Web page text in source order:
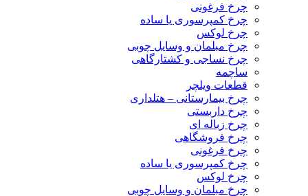
چرخ فرغونی
چرخ کمپرسوری یا ساده
چرخ لوکس
چرخ مبلمان و وسایل چوبی
چرخ نساجی و کشتارگاهی
ساچمه
قطعات ویلچر
چرخ بیمارستانی – هتلداری
چرخ داربستی
چرخ زباله ای
چرخ فروشگاهی
چرخ فرغونی
چرخ کمپرسوری یا ساده
چرخ لوکس
چرخ مبلمان و وسایل چوبی